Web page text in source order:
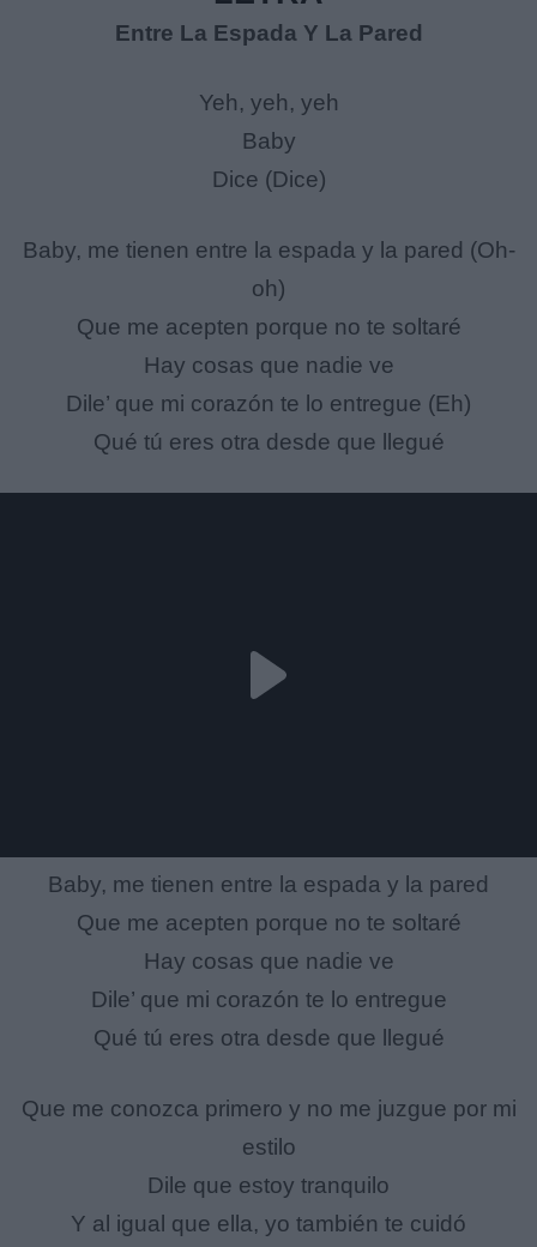
Entre La Espada Y La Pared
Yeh, yeh, yeh
Baby
Dice (Dice)
Baby, me tienen entre la espada y la pared (Oh-
oh)
Que me acepten porque no te soltaré
Hay cosas que nadie ve
Dile’ que mi corazón te lo entregue (Eh)
Qué tú eres otra desde que llegué
Baby, me tienen entre la espada y la pared
Que me acеpten porque no te soltaré
Hay cosas quе nadie ve
Dile’ que mi corazón te lo entregue
Qué tú eres otra desde que llegué
Que me conozca primero y no me juzgue por mi
estilo
Dile que estoy tranquilo
Y al igual que ella, yo también te cuidó